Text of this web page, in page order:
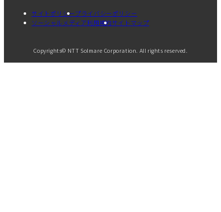
サイトポリシープライバシーポリシー
ソーシャルメディア利用規約サイトマップ
Copyrights© NTT Solmare Corporation. All rights reserved.